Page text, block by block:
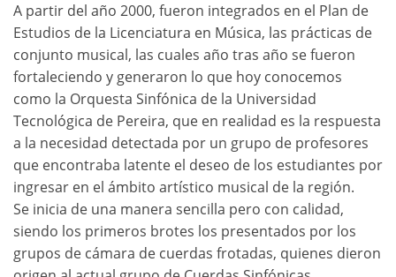
A partir del año 2000, fueron integrados en el Plan de
Estudios de la Licenciatura en Música, las prácticas de
conjunto musical, las cuales año tras año se fueron
fortaleciendo y generaron lo que hoy conocemos
como la Orquesta Sinfónica de la Universidad
Tecnológica de Pereira, que en realidad es la respuesta
a la necesidad detectada por un grupo de profesores
que encontraba latente el deseo de los estudiantes por
ingresar en el ámbito artístico musical de la región.
Se inicia de una manera sencilla pero con calidad,
siendo los primeros brotes los presentados por los
grupos de cámara de cuerdas frotadas, quienes dieron